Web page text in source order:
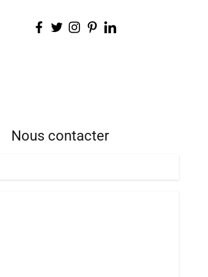
Nous contacter